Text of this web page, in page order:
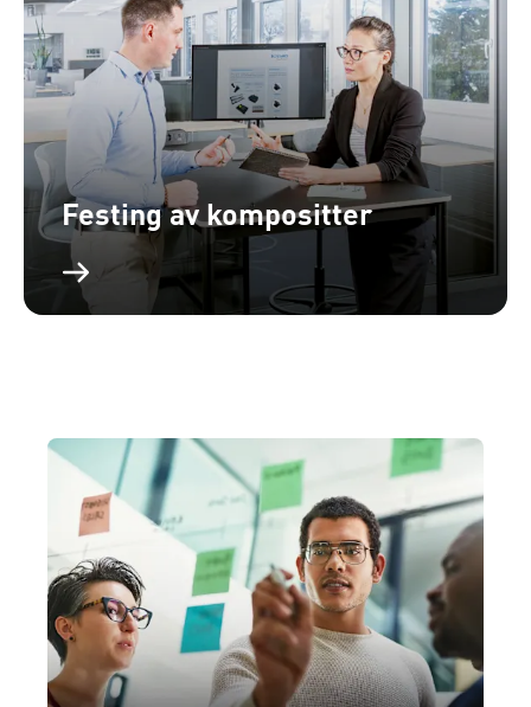
Festing av kompositter